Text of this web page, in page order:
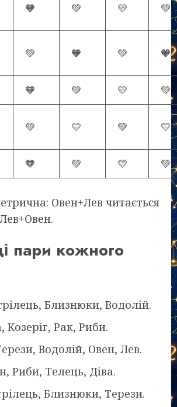
🧡 💚 💛 💚
💚 🧡 💚 🧡
🧡 💚 💛 💚
💚 💛 💚 💛
🧡 💚 💛 💚
Овен+Лев читається
пари кожного
Близнюки, Водолій.
Козеріг, Рак, Риби.
Водолій, Овен, Лев.
Риби, Телець, Діва.
Близнюки, Терези.